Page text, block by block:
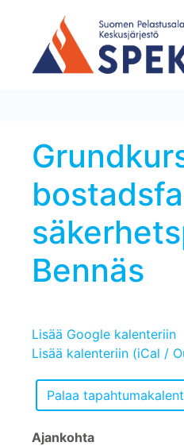
Bennäs
Lisää Google kalenteriin
Lisää kalenteriin (iCal /
Ajankohta